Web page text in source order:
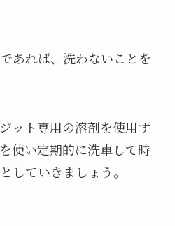
あれば、洗わないことを
ット専用の溶剤を使用す
使い定期的に洗車して時
していきましょう。